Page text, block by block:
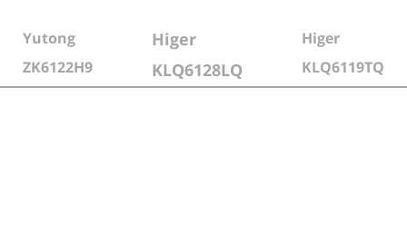
Yutong
ZK6122H9
Higer
KLQ6128LQ
Higer
KLQ6119TQ